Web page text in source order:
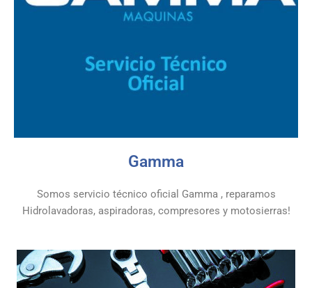
Gamma
Somos servicio técnico oficial Gamma , reparamos
Hidrolavadoras, aspiradoras, compresores y motosierras!